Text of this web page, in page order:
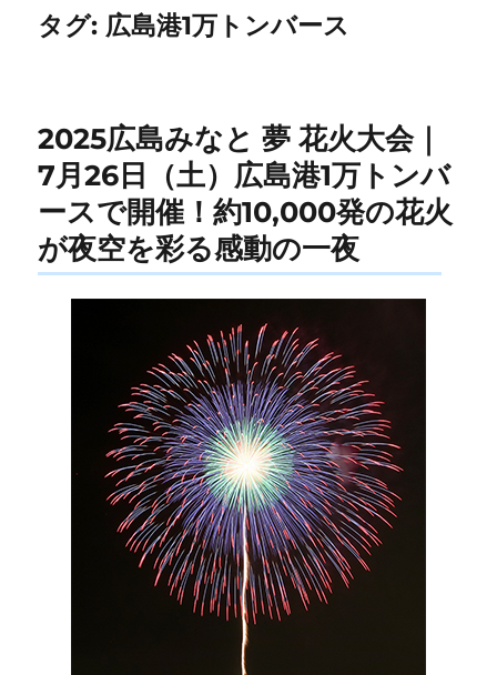
タグ: 広島港1万トンバース
2025広島みなと 夢 花火大会｜
7月26日（土）広島港1万トンバ
ースで開催！約10,000発の花火
が夜空を彩る感動の一夜